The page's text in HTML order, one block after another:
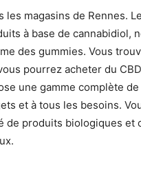
les magasins de Rennes.
à base de cannabidiol,
des gummies. Vous
pourrez acheter du
une gamme complète
et à tous les besoins.
de produits biologiques